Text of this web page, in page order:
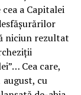
a Capitalei
niciun rezultat
Cea care,
cu